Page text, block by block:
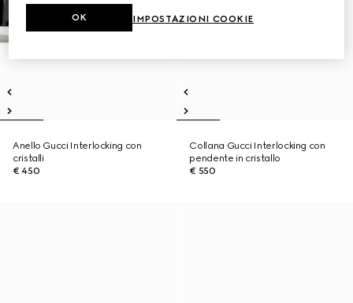
Anello Gucci Interlocking con
cristalli
€ 450
Collana Gucci Interlocking con
pendente in cristallo
€ 550
IMPOSTAZIONI COOKIE
OK